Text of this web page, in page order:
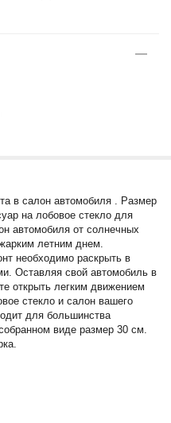
в салон автомобиля . Размер
на лобовое стекло для
автомобиля от солнечных
летним днем.
необходимо раскрыть в
Оставляя свой автомобиль в
открыть легким движением
стекло и салон вашего
для большинства
виде размер 30 см.